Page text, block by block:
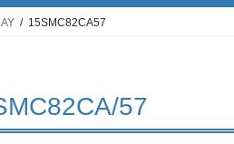
15SMC82CA57
57